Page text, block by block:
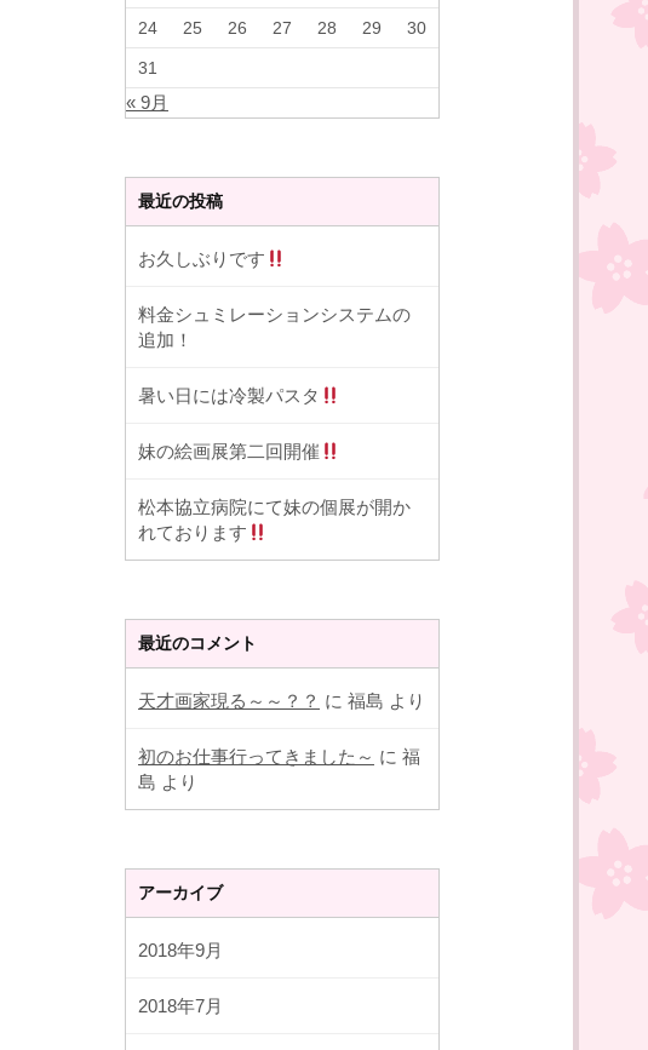
24 25 26 27 28 29 30
31
« 9月
最近の投稿
お久しぶりです
料金シュミレーションシステムの
追加！
暑い日には冷製パスタ
妹の絵画展第二回開催
松本協立病院にて妹の個展が開か
れております
最近のコメント
天才画家現る～～？？ に 福島 より
初のお仕事行ってきました～ に 福
島 より
アーカイブ
2018年9月
2018年7月